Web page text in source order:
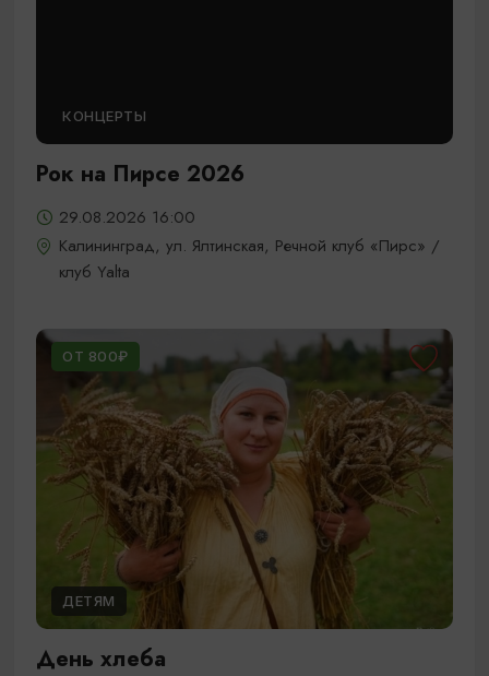
КОНЦЕРТЫ
Рок на Пирсе 2026
29.08.2026 16:00
Калининград, ул. Ялтинская, Речной клуб «Пирс» /
клуб Yalta
ОТ 800₽
ДЕТЯМ
День хлеба